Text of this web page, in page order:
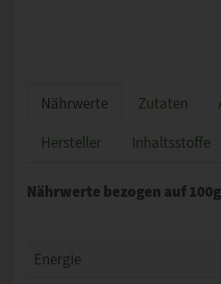
Nährwerte Zutaten
Hersteller
Inhaltsstoffe
Nährwerte bezogen auf
Energie